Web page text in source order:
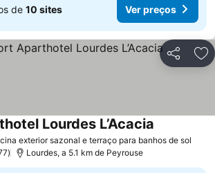
de 10 sites Ver preços
Partilhar
exterior sazonal e terraço para banhos de sol
Lourdes L’Acacia
Lourdes, a 5.1 km de Peyrouse